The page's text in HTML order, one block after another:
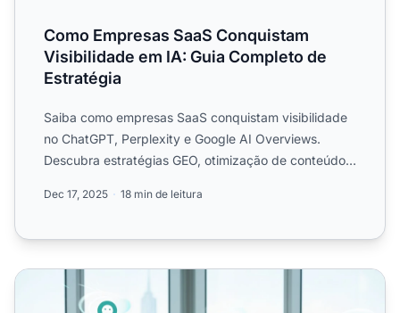
Como Empresas SaaS Conquistam
Visibilidade em IA: Guia Completo de
Estratégia
Saiba como empresas SaaS conquistam visibilidade
no ChatGPT, Perplexity e Google AI Overviews.
Descubra estratégias GEO, otimização de conteúdo e
Dec 17, 2025 18 min de leitura
Compreendendo Sua Visibilidade Atual em IA: Um Guia